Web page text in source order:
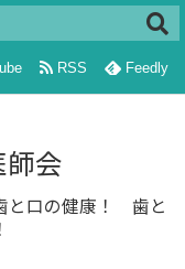
会
と口の健康！ 歯と
RSS Feedly